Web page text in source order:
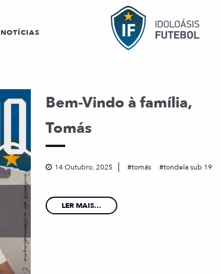
NOTÍCIAS
Bem-Vindo à família,
Tomás
14 Outubro, 2025 tomás tondela sub 19
LER MAIS...